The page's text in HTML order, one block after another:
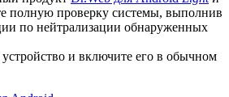
полную проверку системы, выполнив
по нейтрализации обнаруженных
и включите его в обычном